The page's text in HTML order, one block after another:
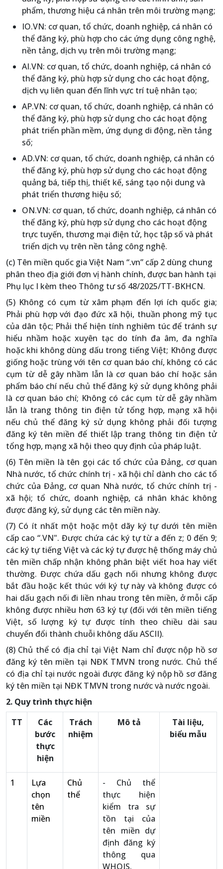
phẩm, thương hiệu cá nhân trên môi trường mạng;
IO.VN: cơ quan, tổ chức, doanh nghiệp, cá nhân có
thể đăng ký, phù hợp cho các ứng dụng công nghệ,
nền tảng, dịch vụ trên môi trường mạng;
AI.VN: cơ quan, tổ chức, doanh nghiệp, cá nhân có
thể đăng ký, phù hợp sử dụng cho các hoạt động,
dịch vụ liên quan đến lĩnh vực trí tuệ nhân tạo;
AP.VN: cơ quan, tổ chức, doanh nghiệp, cá nhân có
thể đăng ký, phù hợp sử dụng cho các hoạt động
phát triển phần mềm, ứng dụng di động, nền tảng
số;
AD.VN: cơ quan, tổ chức, doanh nghiệp, cá nhân có
thể đăng ký, phù hợp sử dụng cho các hoạt động
quảng bá, tiếp thị, thiết kế, sáng tạo nội dung và
phát triển thương hiệu số;
ON.VN: cơ quan, tổ chức, doanh nghiệp, cá nhân có
thể đăng ký, phù hợp sử dụng cho các hoạt động
trực tuyến, thương mại điện tử, học tập số và phát
triển dịch vụ trên nền tảng công nghệ.
(c) Tên miền quốc gia Việt Nam “.vn” cấp 2 dùng chung
phân theo địa giới đơn vị hành chính, được ban hành tại
Phụ lục I kèm theo Thông tư số 48/2025/TT-BKHCN.
(5) Không có cụm từ xâm phạm đến lợi ích quốc gia;
Phải phù hợp với đạo đức xã hội, thuần phong mỹ tục
của dân tộc; Phải thể hiện tính nghiêm túc để tránh sự
hiểu nhầm hoặc xuyên tạc do tính đa âm, đa nghĩa
hoặc khi không dùng dấu trong tiếng Việt; Không được
giống hoặc trùng với tên cơ quan báo chí, không có các
cụm từ dễ gây nhầm lẫn là cơ quan báo chí hoặc sản
phẩm báo chí nếu chủ thể đăng ký sử dụng không phải
là cơ quan báo chí; Không có các cụm từ dễ gây nhầm
lẫn là trang thông tin điện tử tổng hợp, mạng xã hội
nếu chủ thể đăng ký sử dụng không phải đối tượng
đăng ký tên miền để thiết lập trang thông tin điện tử
tổng hợp, mạng xã hội theo quy định của pháp luật.
(6) Tên miền là tên gọi các tổ chức của Đảng, cơ quan
Nhà nước, tổ chức chính trị - xã hội chỉ dành cho các tổ
chức của Đảng, cơ quan Nhà nước, tổ chức chính trị -
xã hội; tổ chức, doanh nghiệp, cá nhân khác không
được đăng ký, sử dụng các tên miền này.
(7) Có ít nhất một hoặc một dãy ký tự dưới tên miền
cấp cao “.VN". Được chứa các ký tự từ a đến z; 0 đến 9;
các ký tự tiếng Việt và các ký tự được hệ thống máy chủ
tên miền chấp nhận không phân biệt viết hoa hay viết
thường. Được chứa dấu gạch nối nhưng không được
bắt đầu hoặc kết thúc với ký tự này và không được có
hai dấu gạch nối đi liền nhau trong tên miền, ở mỗi cấp
không được nhiều hơn 63 ký tự (đối với tên miền tiếng
Việt, số lượng ký tự được tính theo chiều dài sau
chuyển đổi thành chuỗi không dấu ASCII).
(8) Chủ thể có địa chỉ tại Việt Nam chỉ được nộp hồ sơ
đăng ký tên miền tại NĐK TMVN trong nước. Chủ thể
có địa chỉ tại nước ngoài được đăng ký nộp hồ sơ đăng
ký tên miền tại NĐK TMVN trong nước và nước ngoài.
2. Quy trình thực hiện
TT
Các
bước
thực
hiện
Trách
nhiệm
Mô tả
Tài liệu,
biểu mẫu
1
Lựa
chọn
tên
miền
Chủ
thể
- Chủ thể
thực hiện
kiểm tra sự
tồn tại của
tên miền dự
định đăng ký
thông qua
WHOIS.